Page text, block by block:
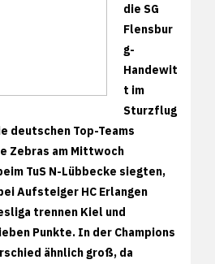
die SG
Flensbur
g-
Handewit
t im
Sturzflug
deutschen Top-Teams
Zebras am Mittwoch
TuS N-Lübbecke siegten,
Aufsteiger HC Erlangen
trennen Kiel und
Punkte. In der Champions
ähnlich groß, da